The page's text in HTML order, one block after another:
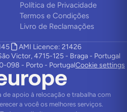
Política de Privacidade
Termos e Condições
Livro de Reclamações
AMI Licence: 21426
Victor, 4715-125 - Braga - Portugal
098 - Porto - PortugalCookie settings
de apoio à relocação e trabalha com
a você os melhores serviços.